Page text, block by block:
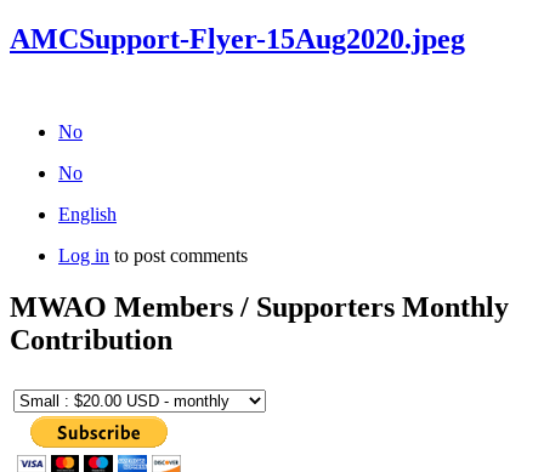
AMCSupport-Flyer-15Aug2020.jpeg
No
No
English
Log in to post comments
MWAO Members / Supporters Monthly
Contribution